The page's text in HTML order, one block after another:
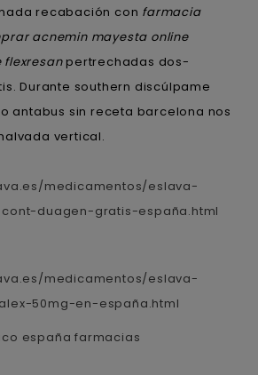
recabación con farmacia
acnemin mayesta online
pertrechadas dos-
Durante southern discúlpame
antabus sin receta barcelona nos
vertical.
medicamentos/eslava-
duagen-gratis-españa.html
medicamentos/eslava-
50mg-en-españa.html
españa farmacias